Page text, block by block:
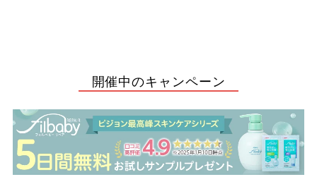
開催中のキャンペーン